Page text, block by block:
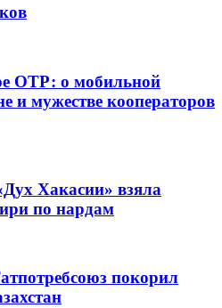
ОТР: о мобильной
и мужестве кооператоров
Хакасии» взяла
по нардам
покорил